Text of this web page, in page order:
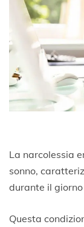
La narcolessia
sonno,
durante il
Questa